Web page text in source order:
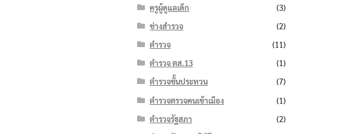
ครูผู้ดูแลเด็ก
(3)
ช่างสำรวจ
(2)
ตำรวจ
(11)
ตำรวจ ตส.13
(1)
ตำรวจชั้นประทวน
(7)
ตำรวจตรวจคนเข้าเมือง
(1)
ตำรวจรัฐสภา
(2)